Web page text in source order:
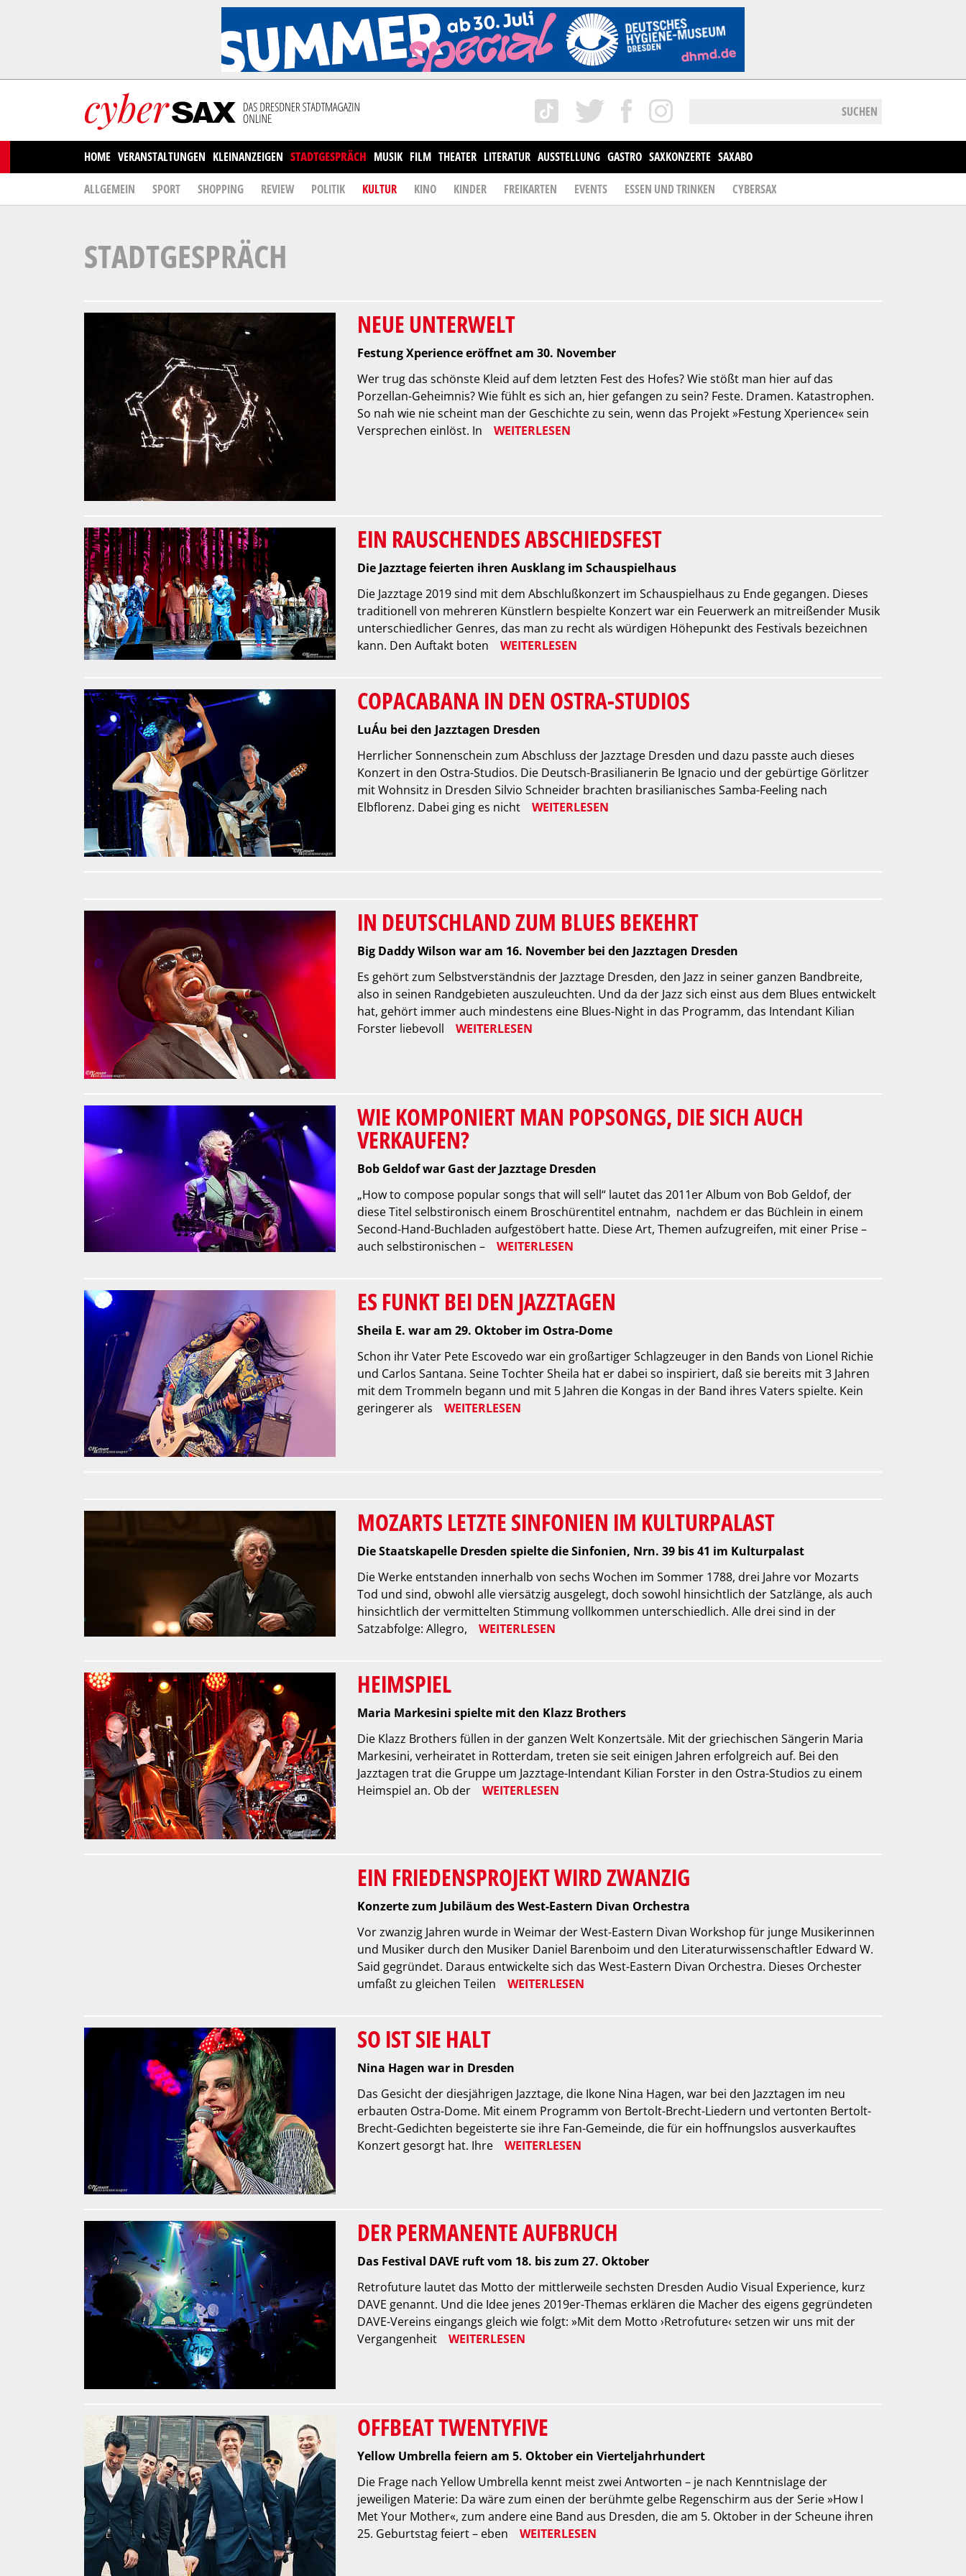
SUCHEN
HOME VERANSTALTUNGEN KLEINANZEIGEN STADTGESPRÄCH MUSIK FILM THEATER LITERATUR AUSSTELLUNG GASTRO SAXKONZERTE SAXABO
ALLGEMEIN SPORT SHOPPING REVIEW POLITIK KULTUR KINO KINDER FREIKARTEN EVENTS ESSEN UND TRINKEN CYBERSAX
STADTGESPRÄCH
NEUE UNTERWELT
Festung Xperience eröffnet am 30. November
Wer trug das schönste Kleid auf dem letzten Fest des Hofes? Wie stößt man hier auf das
Porzellan-Geheimnis? Wie fühlt es sich an, hier gefangen zu sein? Feste. Dramen. Katastrophen.
So nah wie nie scheint man der Geschichte zu sein, wenn das Projekt »Festung Xperience« sein
Versprechen einlöst. In
WEITERLESEN
EIN RAUSCHENDES ABSCHIEDSFEST
Die Jazztage feierten ihren Ausklang im Schauspielhaus
Die Jazztage 2019 sind mit dem Abschlußkonzert im Schauspielhaus zu Ende gegangen. Dieses
traditionell von mehreren Künstlern bespielte Konzert war ein Feuerwerk an mitreißender Musik
unterschiedlicher Genres, das man zu recht als würdigen Höhepunkt des Festivals bezeichnen
kann. Den Auftakt boten
WEITERLESEN
COPACABANA IN DEN OSTRA-STUDIOS
LuÁu bei den Jazztagen Dresden
Herrlicher Sonnenschein zum Abschluss der Jazztage Dresden und dazu passte auch dieses
Konzert in den Ostra-Studios. Die Deutsch-Brasilianerin Be Ignacio und der gebürtige Görlitzer
mit Wohnsitz in Dresden Silvio Schneider brachten brasilianisches Samba-Feeling nach
Elbflorenz. Dabei ging es nicht
WEITERLESEN
IN DEUTSCHLAND ZUM BLUES BEKEHRT
Big Daddy Wilson war am 16. November bei den Jazztagen Dresden
Es gehört zum Selbstverständnis der Jazztage Dresden, den Jazz in seiner ganzen Bandbreite,
also in seinen Randgebieten auszuleuchten. Und da der Jazz sich einst aus dem Blues entwickelt
hat, gehört immer auch mindestens eine Blues-Night in das Programm, das Intendant Kilian
Forster liebevoll
WEITERLESEN
WIE KOMPONIERT MAN POPSONGS, DIE SICH AUCH
VERKAUFEN?
Bob Geldof war Gast der Jazztage Dresden
„How to compose popular songs that will sell“ lautet das 2011er Album von Bob Geldof, der
diese Titel selbstironisch einem Broschürentitel entnahm, nachdem er das Büchlein in einem
Second-Hand-Buchladen aufgestöbert hatte. Diese Art, Themen aufzugreifen, mit einer Prise –
auch selbstironischen –
WEITERLESEN
ES FUNKT BEI DEN JAZZTAGEN
Sheila E. war am 29. Oktober im Ostra-Dome
Schon ihr Vater Pete Escovedo war ein großartiger Schlagzeuger in den Bands von Lionel Richie
und Carlos Santana. Seine Tochter Sheila hat er dabei so inspiriert, daß sie bereits mit 3 Jahren
mit dem Trommeln begann und mit 5 Jahren die Kongas in der Band ihres Vaters spielte. Kein
geringerer als
WEITERLESEN
MOZARTS LETZTE SINFONIEN IM KULTURPALAST
Die Staatskapelle Dresden spielte die Sinfonien, Nrn. 39 bis 41 im Kulturpalast
Die Werke entstanden innerhalb von sechs Wochen im Sommer 1788, drei Jahre vor Mozarts
Tod und sind, obwohl alle viersätzig ausgelegt, doch sowohl hinsichtlich der Satzlänge, als auch
hinsichtlich der vermittelten Stimmung vollkommen unterschiedlich. Alle drei sind in der
Satzabfolge: Allegro,
WEITERLESEN
HEIMSPIEL
Maria Markesini spielte mit den Klazz Brothers
Die Klazz Brothers füllen in der ganzen Welt Konzertsäle. Mit der griechischen Sängerin Maria
Markesini, verheiratet in Rotterdam, treten sie seit einigen Jahren erfolgreich auf. Bei den
Jazztagen trat die Gruppe um Jazztage-Intendant Kilian Forster in den Ostra-Studios zu einem
Heimspiel an. Ob der
WEITERLESEN
EIN FRIEDENSPROJEKT WIRD ZWANZIG
Konzerte zum Jubiläum des West-Eastern Divan Orchestra
Vor zwanzig Jahren wurde in Weimar der West-Eastern Divan Workshop für junge Musikerinnen
und Musiker durch den Musiker Daniel Barenboim und den Literaturwissenschaftler Edward W.
Said gegründet. Daraus entwickelte sich das West-Eastern Divan Orchestra. Dieses Orchester
umfaßt zu gleichen Teilen
WEITERLESEN
SO IST SIE HALT
Nina Hagen war in Dresden
Das Gesicht der diesjährigen Jazztage, die Ikone Nina Hagen, war bei den Jazztagen im neu
erbauten Ostra-Dome. Mit einem Programm von Bertolt-Brecht-Liedern und vertonten Bertolt-
Brecht-Gedichten begeisterte sie ihre Fan-Gemeinde, die für ein hoffnungslos ausverkauftes
Konzert gesorgt hat. Ihre
WEITERLESEN
DER PERMANENTE AUFBRUCH
Das Festival DAVE ruft vom 18. bis zum 27. Oktober
Retrofuture lautet das Motto der mittlerweile sechsten Dresden Audio Visual Experience, kurz
DAVE genannt. Und die Idee jenes 2019er-Themas erklären die Macher des eigens gegründeten
DAVE-Vereins eingangs gleich wie folgt: »Mit dem Motto ›Retrofuture‹ setzen wir uns mit der
Vergangenheit
WEITERLESEN
OFFBEAT TWENTYFIVE
Yellow Umbrella feiern am 5. Oktober ein Vierteljahrhundert
Die Frage nach Yellow Umbrella kennt meist zwei Antworten – je nach Kenntnislage der
jeweiligen Materie: Da wäre zum einen der berühmte gelbe Regenschirm aus der Serie »How I
Met Your Mother«, zum andere eine Band aus Dresden, die am 5. Oktober in der Scheune ihren
25. Geburtstag feiert – eben
WEITERLESEN